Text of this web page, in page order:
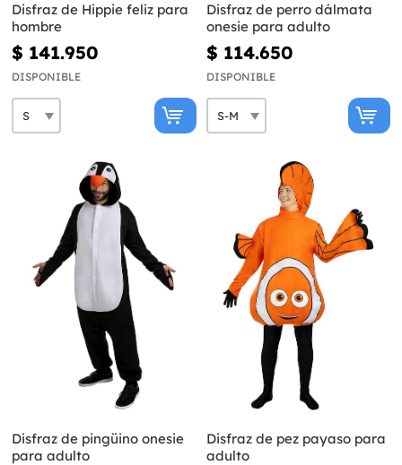
Disfraz de Hippie feliz para
hombre
$ 141.950
DISPONIBLE
Disfraz de perro dálmata
onesie para adulto
$ 114.650
DISPONIBLE
Disfraz de pingüino onesie
para adulto
Disfraz de pez payaso para
adulto